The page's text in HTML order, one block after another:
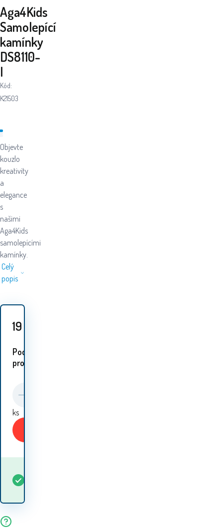
Aga4Kids
Samolepící
kamínky
DS8110-
I
Kód:
K21503
Objevte
kouzlo
kreativity
a
elegance
s
našimi
Aga4Kids
samolepícími
kamínky.
Celý
popis
19
Podobné
proudukty:
ks